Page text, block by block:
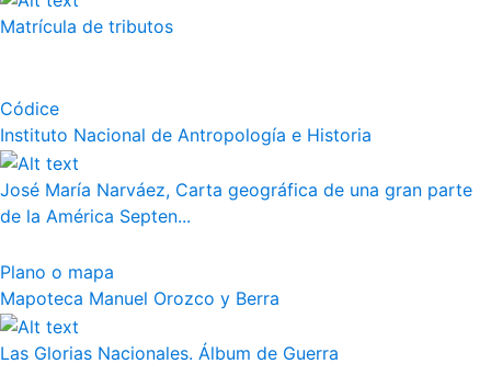
Matrícula de tributos
Códice
Instituto Nacional de Antropología e Historia
José María Narváez, Carta geográfica de una gran parte
de la América Septen...
Plano o mapa
Mapoteca Manuel Orozco y Berra
Las Glorias Nacionales. Álbum de Guerra